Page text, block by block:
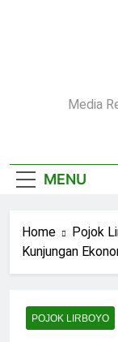
Media
MENU
Home
Pojok
Kunjungan
POJOK LIRBOYO